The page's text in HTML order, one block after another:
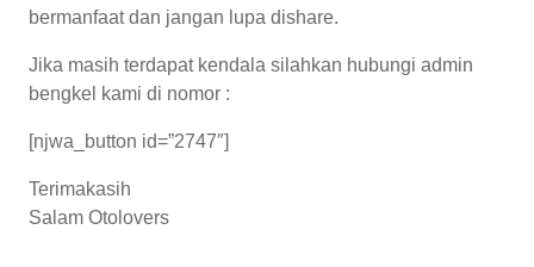
bermanfaat dan jangan lupa dishare.
Jika masih terdapat kendala silahkan hubungi admin
bengkel kami di nomor :
[njwa_button id=”2747″]
Terimakasih
Salam Otolovers